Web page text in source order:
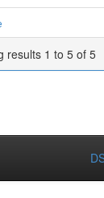
results 1 to 5 of 5